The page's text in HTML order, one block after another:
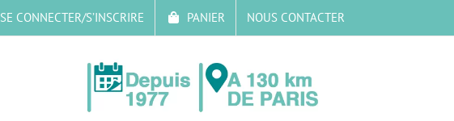
SE CONNECTER/S’INSCRIRE PANIER NOUS CONTACTER